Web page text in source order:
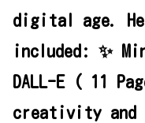
digital age.
included: ✨
DALL-E ( 11
creativity and